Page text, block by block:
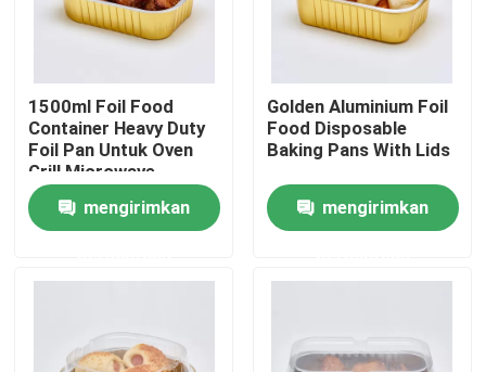
Tentang kami
Tur Pabrik
Hubungi kami
1500ml Foil Food
Container Heavy Duty
Foil Pan Untuk Oven
Grill Microwave
Memasak Baking
mengirimkan
Golden Aluminium Foil
Food Disposable
Baking Pans With Lids
mengirimkan